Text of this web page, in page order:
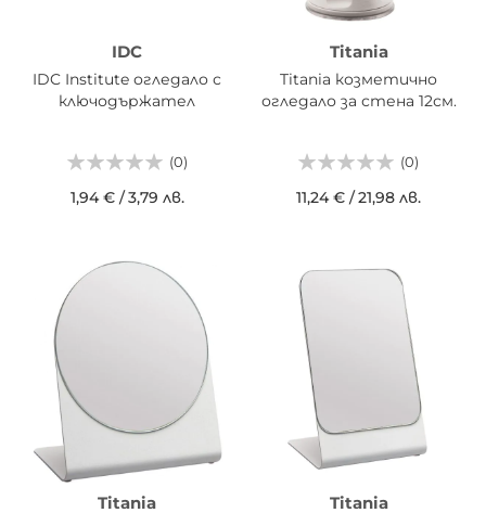
IDC
IDC Institute огледало с
ключодържател
(0)
1,94 €/3,79 лв.
Titania
Titania козметично
огледало за стена 12см.
(0)
11,24 € /21,98 лв.
Titania Titania